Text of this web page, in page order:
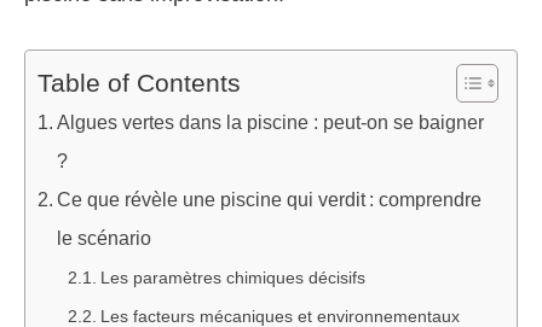
Table of Contents
Algues vertes dans la piscine : peut-on se baigner
?
Ce que révèle une piscine qui verdit : comprendre
le scénario
Les paramètres chimiques décisifs
Les facteurs mécaniques et environnementaux